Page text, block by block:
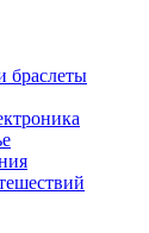
браслеты